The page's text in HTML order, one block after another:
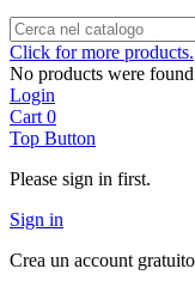
Click for more products.
No products were
Login
Cart 0
Top Button
Please sign in first.
Sign in
Crea un account